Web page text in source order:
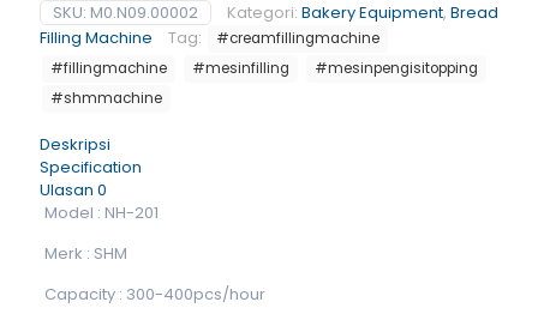
SKU: M0.N09.00002 Kategori: Bakery Equipment, Bread
Filling Machine
Tag:
#creamfillingmachine
#fillingmachine
#mesinfilling
#mesinpengisitopping
#shmmachine
Deskripsi
Specification
Ulasan 0
Model : NH-201
Merk : SHM
Capacity : 300-400pcs/hour